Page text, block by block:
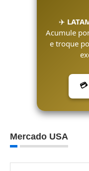
✈️
Acumule
e troque
Mercado USA